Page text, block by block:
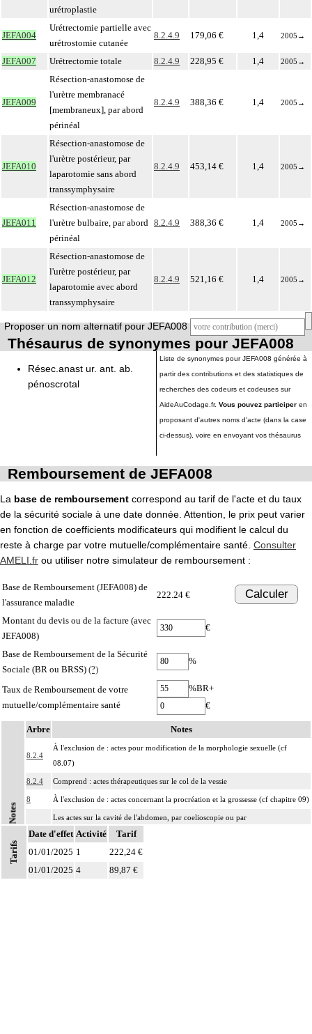
urétroplastie
JEFA004
Urétrectomie partielle avec
urétrostomie cutanée
8.2.4.9 179,06 € 1,4 2005 →
JEFA007 Urétrectomie totale 8.2.4.9 228,95 € 1,4 2005 →
JEFA009
Résection-anastomose de
l'urètre membranacé
[membraneux], par abord
périnéal
8.2.4.9 388,36 € 1,4 2005 →
JEFA010
Résection-anastomose de
l'urètre postérieur, par
laparotomie sans abord
transsymphysaire
8.2.4.9 453,14 € 1,4 2005 →
JEFA011
Résection-anastomose de
l'urètre bulbaire, par abord
périnéal
8.2.4.9 388,36 € 1,4 2005 →
JEFA012
Résection-anastomose de
l'urètre postérieur, par
laparotomie avec abord
transsymphysaire
8.2.4.9 521,16 € 1,4 2005 →
Proposer un nom alternatif pour JEFA008
Thésaurus de synonymes pour JEFA008
Résec.anast ur. ant. ab.
pénoscrotal
Liste de synonymes pour JEFA008 générée à
partir des contributions et des statistiques de
recherches des codeurs et codeuses sur
AideAuCodage.fr. Vous pouvez participer en
proposant d'autres noms d'acte (dans la case
ci-dessus), voire en envoyant vos thésaurus
Remboursement de JEFA008
La base de remboursement correspond au tarif de l'acte et du taux
de la sécurité sociale à une date donnée. Attention, le prix peut varier
en fonction de coefficients modificateurs qui modifient le calcul du
reste à charge par votre mutuelle/complémentaire santé. Consulter
AMELI.fr ou utiliser notre simulateur de remboursement :
Base de Remboursement (JEFA008) de
l'assurance maladie
222.24 € Calculer
Montant du devis ou de la facture (avec
JEFA008)
€
Base de Remboursement de la Sécurité
Sociale (BR ou BRSS) (?)
%
Taux de Remboursement de votre
mutuelle/complémentaire santé
%BR+
€
Notes
Arbre Notes
8.2.4
À l'exclusion de : actes pour modification de la morphologie sexuelle (cf
08.07)
8.2.4 Comprend : actes thérapeutiques sur le col de la vessie
8 À l'exclusion de : actes concernant la procréation et la grossesse (cf chapitre 09)
8
Les actes sur la cavité de l'abdomen, par coelioscopie ou par
rétropéritonéoscopie incluent l'évacuation de collection intraabdominale
associée, la toilette péritonéale et/ou la pose de drain.
Les actes sur la cavité de l'abdomen, par abord direct incluent l'évacuation de
Tarifs
Date d'effet Activité
Tarif
01/01/2025 1
222,24 €
01/01/2025 4 89,87 €